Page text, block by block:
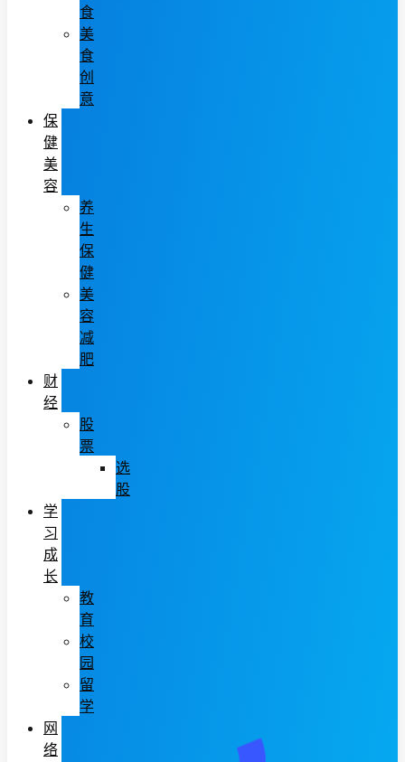
食
美
食
创
意
保
健
美
容
养
生
保
健
美
容
减
肥
财
经
股
票
选
股
学
习
成
长
教
育
校
园
留
学
网
络